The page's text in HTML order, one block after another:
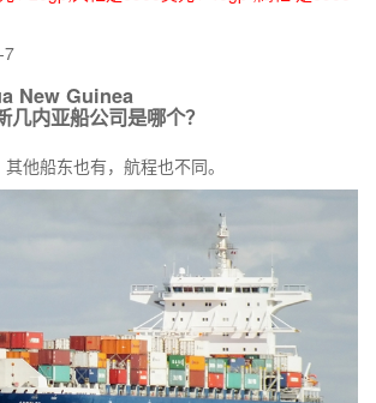
7
New Guinea
几内亚船公司是哪个？
他船东也有，航程也不同。